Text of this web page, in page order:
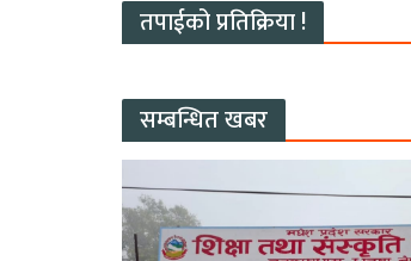
तपाईको प्रतिक्रिया !
सम्बन्धित खबर